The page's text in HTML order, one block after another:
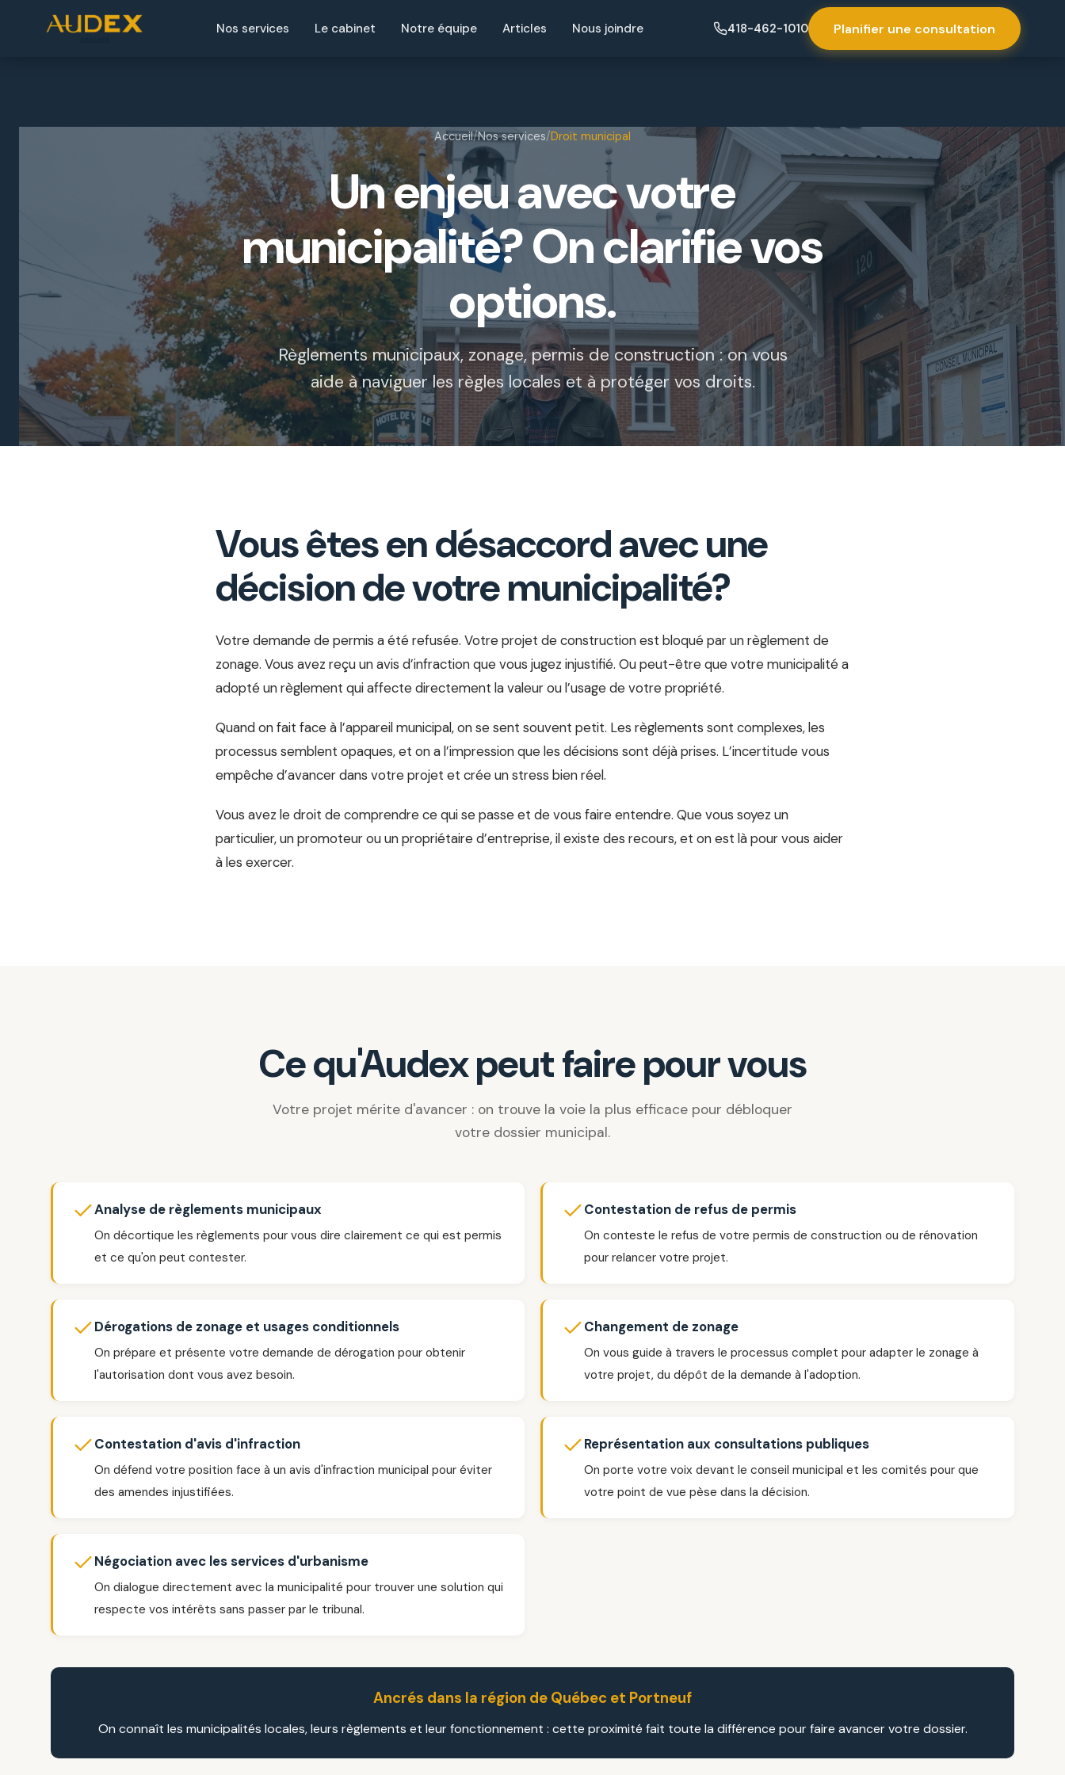
Nos services Le cabinet Notre équipe Articles Nous joindre 418-462-1010 Planifier une consultation
Accueil/Nos services/Droit municipal
Un enjeu avec votre
municipalité? On clarifie vos
options.
Règlements municipaux, zonage, permis de construction : on vous
aide à naviguer les règles locales et à protéger vos droits.
Vous êtes en désaccord avec une
décision de votre municipalité?
Votre demande de permis a été refusée. Votre projet de construction est bloqué par un règlement de
zonage. Vous avez reçu un avis d’infraction que vous jugez injustifié. Ou peut-être que votre municipalité a
adopté un règlement qui affecte directement la valeur ou l’usage de votre propriété.
Quand on fait face à l’appareil municipal, on se sent souvent petit. Les règlements sont complexes, les
processus semblent opaques, et on a l’impression que les décisions sont déjà prises. L’incertitude vous
empêche d’avancer dans votre projet et crée un stress bien réel.
Vous avez le droit de comprendre ce qui se passe et de vous faire entendre. Que vous soyez un
particulier, un promoteur ou un propriétaire d’entreprise, il existe des recours, et on est là pour vous aider
à les exercer.
Ce qu'Audex peut faire pour vous
Votre projet mérite d'avancer : on trouve la voie la plus efficace pour débloquer
votre dossier municipal.
Analyse de règlements municipaux
On décortique les règlements pour vous dire clairement ce qui est permis
et ce qu'on peut contester.
Contestation de refus de permis
On conteste le refus de votre permis de construction ou de rénovation
pour relancer votre projet.
Dérogations de zonage et usages conditionnels
On prépare et présente votre demande de dérogation pour obtenir
l'autorisation dont vous avez besoin.
Changement de zonage
On vous guide à travers le processus complet pour adapter le zonage à
votre projet, du dépôt de la demande à l'adoption.
Contestation d'avis d'infraction
On défend votre position face à un avis d'infraction municipal pour éviter
des amendes injustifiées.
Représentation aux consultations publiques
On porte votre voix devant le conseil municipal et les comités pour que
votre point de vue pèse dans la décision.
Négociation avec les services d'urbanisme
On dialogue directement avec la municipalité pour trouver une solution qui
respecte vos intérêts sans passer par le tribunal.
Ancrés dans la région de Québec et Portneuf
On connaît les municipalités locales, leurs règlements et leur fonctionnement : cette proximité fait toute la différence pour faire avancer votre dossier.